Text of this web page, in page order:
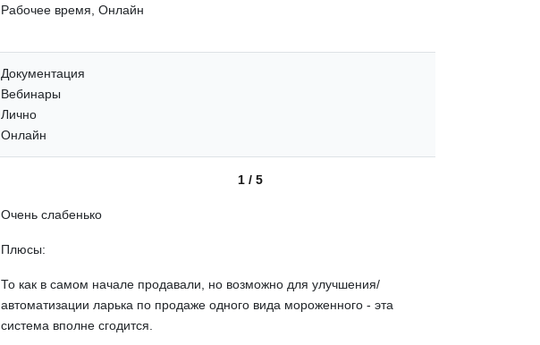
Рабочее время, Онлайн
Документация
Вебинары
Лично
Онлайн
1 / 5
Очень слабенько
Плюсы:
То как в самом начале продавали, но возможно для улучшения/
автоматизации ларька по продаже одного вида мороженного - эта
система вполне сгодится.